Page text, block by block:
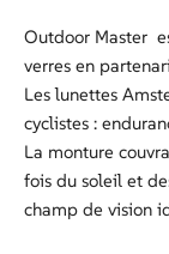
Outdoor Master
verres en
Les lunettes
cyclistes :
La monture
fois du soleil et
champ de vision